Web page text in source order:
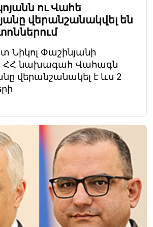
ու Վահե
վերանշանակվել են
Նիկոլ Փաշինյանի
ՀՀ նախագահ Վահագն
վերանշանակել է ևս 2